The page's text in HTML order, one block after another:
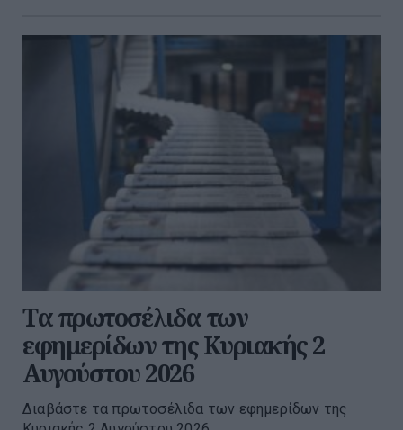
Tα πρωτοσέλιδα των
εφημερίδων της Κυριακής 2
Αυγούστου 2026
Διαβάστε τα πρωτοσέλιδα των εφημερίδων της